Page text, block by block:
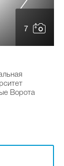
7
Ворота